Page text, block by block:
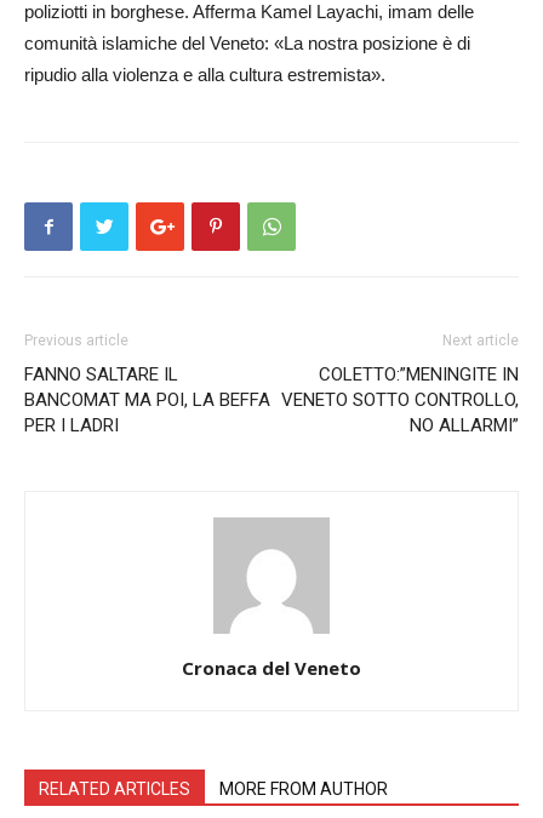
poliziotti in borghese. Afferma Kamel Layachi, imam delle
comunità islamiche del Veneto: «La nostra posizione è di
ripudio alla violenza e alla cultura estremista».
Previous article
FANNO SALTARE IL
BANCOMAT MA POI, LA BEFFA
PER I LADRI
Next article
COLETTO:”MENINGITE IN
VENETO SOTTO CONTROLLO,
NO ALLARMI”
Cronaca del Veneto
RELATED ARTICLES MORE FROM AUTHOR